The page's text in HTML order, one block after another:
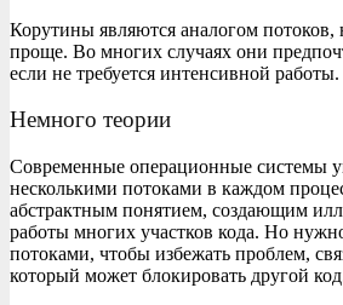
Корутины являются аналогом потоков,
проще. Во многих случаях они
если не требуется интенсивной работы.
Немного теории
Современные операционные системы
несколькими потоками в каждом
абстрактным понятием, создающим
работы многих участков кода. Но
потоками, чтобы избежать проблем,
который может блокировать другой